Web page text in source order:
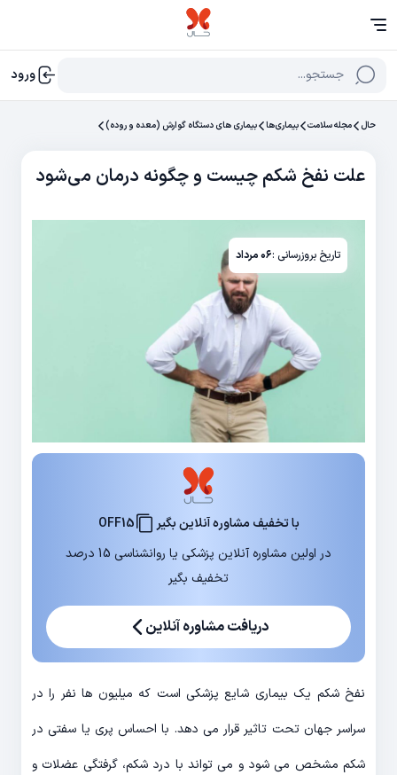
جستجو... ورود
حال مجله سلامت بیماری‌ها بیماری های دستگاه گوارش (معده و روده)
علت نفخ شکم چیست و چگونه درمان می‌شود
تاریخ بروزرسانی :۰۶ مرداد
با تخفیف مشاوره آنلاین بگیر
OFF15
در اولین مشاوره آنلاین پزشکی یا روانشناسی 15 درصد
تخفیف بگیر
دریافت مشاوره آنلاین
نفخ شکم یک بیماری شایع پزشکی است که میلیون ها نفر را در
سراسر جهان تحت تاثیر قرار می دهد. با احساس پری یا سفتی در
شکم مشخص می شود و می تواند با درد شکم، گرفتگی عضلات و